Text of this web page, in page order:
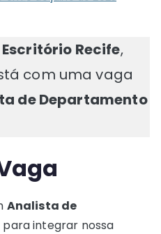
Recife,
com uma vaga
de Departamento
Analista de
para integrar nossa